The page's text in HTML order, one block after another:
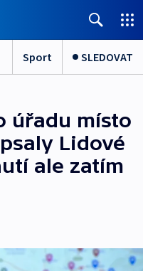
Sport SLEDOVAT
úřadu místo
Lidové
ale zatím